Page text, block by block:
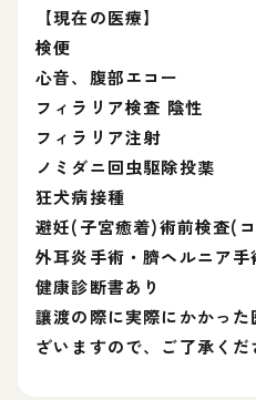
【現在の医療】
検便
心音、腹部エコー
フィラリア検査 陰性
フィラリア注射
ノミダニ回虫駆除投薬
狂犬病接種
避妊(子宮癒着)術前検査(
外耳炎手術・臍ヘルニア手
健康診断書あり
讓渡の際に実際にかかっ
ざいますので、ご了承くだ